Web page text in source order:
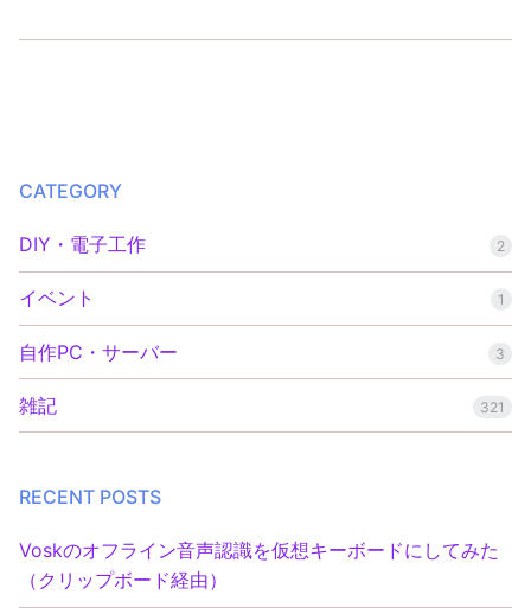
o s gr n y
CATEGORY
DIY・電子工作 2
イベント 1
自作PC・サーバー 3
雑記 321
RECENT POSTS
Voskのオフライン音声認識を仮想キーボードにしてみた
（クリップボード経由）